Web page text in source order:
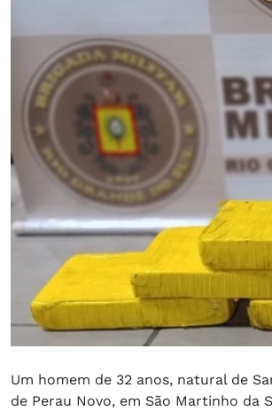
Um homem de 32 anos, natural de
de Perau Novo, em São Martinho da